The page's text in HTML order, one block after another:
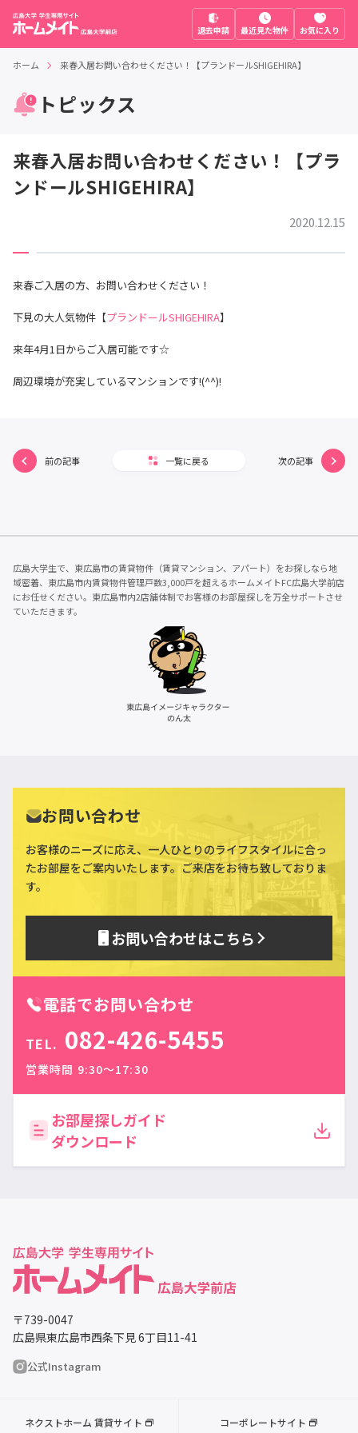
退去申請 最近見た物件 お気に入り
ホーム 来春入居お問い合わせください！【プランドールSHIGEHIRA】
トピックス
来春入居お問い合わせください！【プラ
ンドールSHIGEHIRA】
2020.12.15
来春ご入居の方、お問い合わせください！
下見の大人気物件【プランドールSHIGEHIRA】
来年4月1日からご入居可能です☆
周辺環境が充実しているマンションです!(^^)!
前の記事 一覧に戻る 次の記事
広島大学生で、東広島市の賃貸物件（賃貸マンション、アパート）をお探しなら地
域密着、東広島市内賃貸物件管理戸数3,000戸を超えるホームメイトFC広島大学前店
にお任せください。東広島市内2店舗体制でお客様のお部屋探しを万全サポートさせ
ていただきます。
お問い合わせ
お客様のニーズに応え、一人ひとりのライフスタイルに合っ
たお部屋をご案内いたします。ご来店をお待ち致しておりま
す。
お問い合わせはこちら
電話でお問い合わせ
TEL. 082-426-5455
営業時間 9:30〜17:30
お部屋探しガイド
ダウンロード
〒739-0047
広島県東広島市西条下見 6丁目11-41
公式Instagram
ネクストホーム 賃貸サイト コーポレートサイト